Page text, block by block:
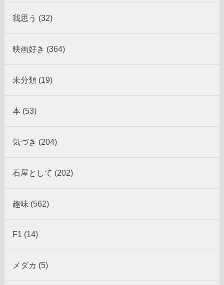
我思う (32)
映画好き (364)
未分類 (19)
本 (53)
気づき (204)
石屋として (202)
趣味 (562)
F1 (14)
メダカ (5)